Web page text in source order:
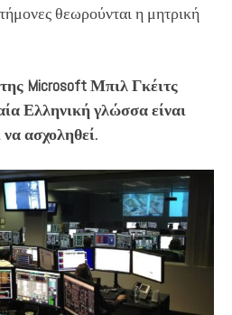
θεωρούνται η μητρική
Microsoft Μπιλ Γκέιτς
Ελληνική γλώσσα είναι
να ασχοληθεί.